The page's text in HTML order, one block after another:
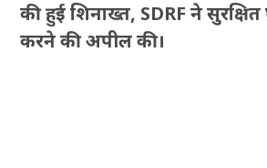
की हुई शिनाख्त, SDRF ने सुरक्षित
करने की अपील की।